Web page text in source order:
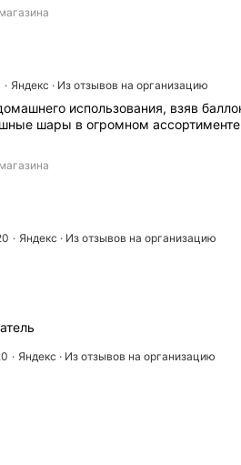
Яндекс · Из отзывов на организацию
использования, взяв
шары в огромном
Яндекс · Из отзывов на организацию
Яндекс · Из отзывов на организацию